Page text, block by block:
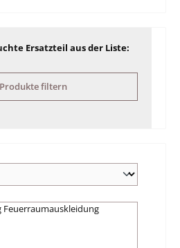
Ersatzteil aus der Liste:
Produkte filtern